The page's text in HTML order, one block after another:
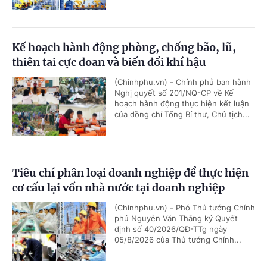
Kế hoạch hành động phòng, chống bão, lũ,
thiên tai cực đoan và biến đổi khí hậu
(Chinhphu.vn) - Chính phủ ban hành
Nghị quyết số 201/NQ-CP về Kế
hoạch hành động thực hiện kết luận
của đồng chí Tổng Bí thư, Chủ tịch...
Tiêu chí phân loại doanh nghiệp để thực hiện
cơ cấu lại vốn nhà nước tại doanh nghiệp
(Chinhphu.vn) - Phó Thủ tướng Chính
phủ Nguyễn Văn Thắng ký Quyết
định số 40/2026/QĐ-TTg ngày
05/8/2026 của Thủ tướng Chính...